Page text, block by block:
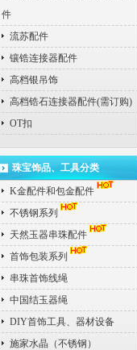
件
流苏配件
镶锆连接器配件
高档银吊饰
高档锆石连接器配件(需订购)
OT扣
珠宝饰品、工具分类
K金配件和包金配件
不锈钢系列
天然玉器串珠配件
首饰包装系列
串珠首饰线绳
中国结玉器绳
DIY首饰工具、器材设备
施家水晶（不锈钢）